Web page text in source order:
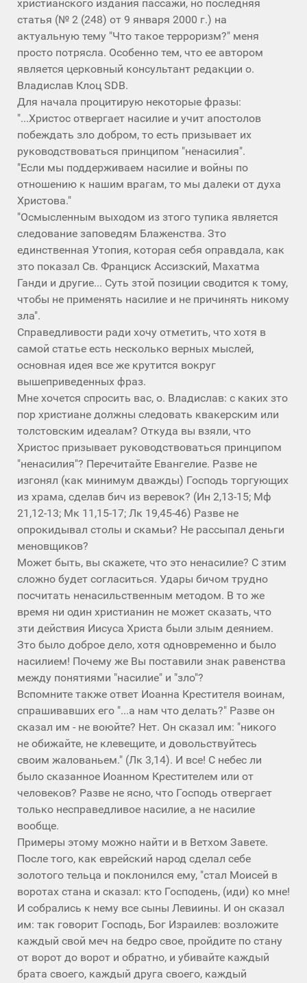
христианского издания пассажи, но последняя
статья (№ 2 (248) от 9 января 2000 г.) на
актуальную тему "Что такое терроризм?" меня
просто потрясла. Особенно тем, что ее автором
является церковный консультант редакции о.
Владислав Клоц SDВ.
Для начала процитирую некоторые фразы:
"...Христос отвергает насилие и учит апостолов
побеждать зло добром, то есть призывает их
руководствоваться принципом "ненасилия".
"Если мы поддерживаем насилие и войны по
отношению к нашим врагам, то мы далеки от духа
Христова."
"Осмысленным выходом из зтого тупика является
следование заповедям Блаженства. Зто
единственная Утопия, которая себя оправдала, как
зто показал Св. Франциск Ассизский, Махатма
Ганди и другие... Суть зтой позиции сводится к тому,
чтобы не применять насилие и не причинять никому
зла".
Справедливости ради хочу отметить, что хотя в
самой статье есть несколько верных мыслей,
основная идея все же крутится вокруг
вышеприведенных фраз.
Мне хочется спросить вас, о. Владислав: с каких зто
пор христиане должны следовать квакерским или
толстовским идеалам? Откуда вы взяли, что
Христос призывает руководствоваться принципом
"ненасилия"? Перечитайте Евангелие. Разве не
изгонял (как минимум дважды) Господь торгующих
из храма, сделав бич из веревок? (Ин 2,13-15; Мф
21,12-13; Мк 11,15-17; Лк 19,45-46) Разве не
опрокидывал столы и скамьи? Не рассыпал деньги
меновщиков?
Может быть, вы скажете, что это ненасилие? С зтим
сложно будет согласиться. Удары бичом трудно
посчитать ненасильственным методом. В то же
время ни один христианин не может сказать, что
зти действия Иисуса Христа были злым деянием.
Зто было доброе дело, хотя одновременно и было
насилием! Почему же Вы поставили знак равенства
между понятиями "насилие" и "зло"?
Вспомните также ответ Иоанна Крестителя воинам,
спрашивавших его "...а нам что делать?" Разве он
сказал им - не воюйте? Нет. Он сказал им: "никого
не обижайте, не клевещите, и довольствуйтесь
своим жалованьем." (Лк 3,14). И все! С небес ли
было сказанное Иоанном Крестителем или от
человеков? Разве не ясно, что Господь отвергает
только несправедливое насилие, а не насилие
вообще.
Примеры этому можно найти и в Ветхом Завете.
После того, как еврейский народ сделал себе
золотого тельца и поклонился ему, "стал Моисей в
воротах стана и сказал: кто Господень, (иди) ко мне!
И собрались к нему все сыны Левиины. И он сказал
им: так говорит Господь, Бог Израилев: возложите
каждый свой меч на бедро свое, пройдите по стану
от ворот до ворот и обратно, и убивайте каждый
брата своего, каждый друга своего, каждый